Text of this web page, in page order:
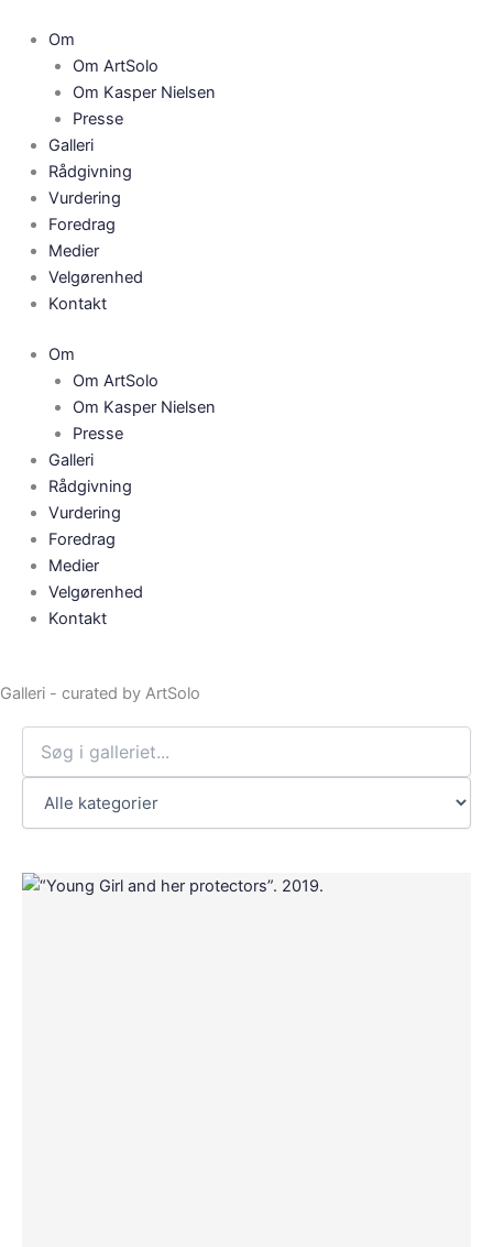
indholdet
Om
Om ArtSolo
Om Kasper Nielsen
Presse
Galleri
Rådgivning
Vurdering
Foredrag
Medier
Velgørenhed
Kontakt
Om
Om ArtSolo
Om Kasper Nielsen
Presse
Galleri
Rådgivning
Vurdering
Foredrag
Medier
Velgørenhed
Kontakt
Galleri - curated by ArtSolo